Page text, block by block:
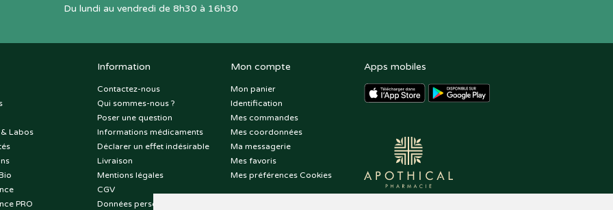
Du lundi au vendredi de 8h30 à 16h30
Labos
PRO
Information
Contactez-nous
Qui sommes-nous ?
Poser une question
Informations médicaments
Déclarer un effet indésirable
Livraison
Mentions légales
CGV
Données personnelles
Mon compte
Mon panier
Identification
Mes commandes
Mes coordonnées
Ma messagerie
Mes favoris
Mes préférences Cookies
Apps mobiles